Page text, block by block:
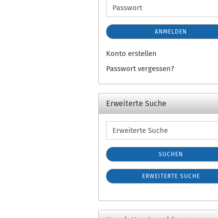
Passwort
ANMELDEN
Konto erstellen
Passwort vergessen?
Erweiterte Suche
Erweiterte
Suche
SUCHEN
ERWEITERTE SUCHE